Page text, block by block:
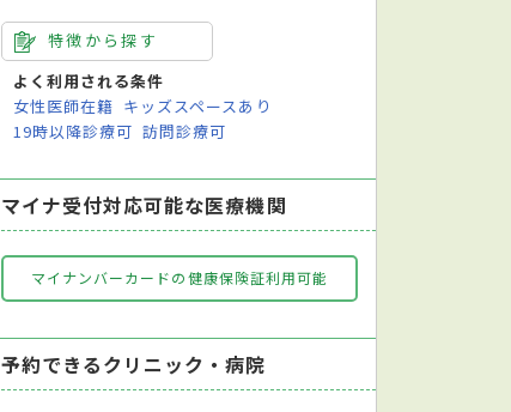
特徴から探す
よく利用される条件
女性医師在籍 キッズスペースあり
19時以降診療可 訪問診療可
マイナ受付対応可能な医療機関
マイナンバーカードの健康保険証利用可能
予約できるクリニック・病院